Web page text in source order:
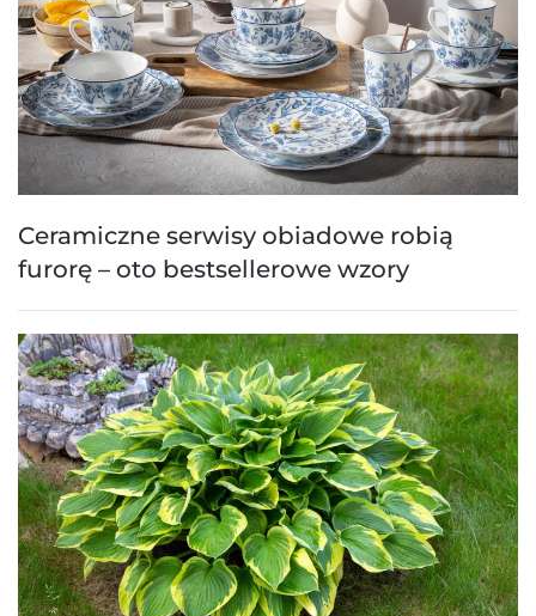
Ceramiczne serwisy obiadowe robią
furorę – oto bestsellerowe wzory